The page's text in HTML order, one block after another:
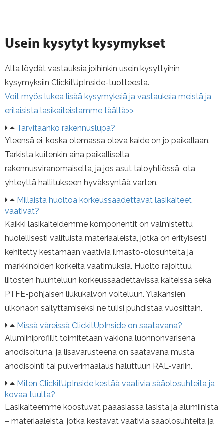
Usein kysytyt kysymykset
Alta löydät vastauksia joihinkin usein kysyttyihin
kysymyksiin ClickitUpInside-tuotteesta.
Voit myös lukea lisää kysymyksiä ja vastauksia meistä ja
erilaisista lasikaiteistamme täältä>>
Tarvitaanko rakennuslupa?
Yleensä ei, koska olemassa oleva kaide on jo paikallaan.
Tarkista kuitenkin aina paikalliselta
rakennusviranomaiselta, ja jos asut taloyhtiössä, ota
yhteyttä hallitukseen hyväksyntää varten.
Millaista huoltoa korkeussäädettävät lasikaiteet
vaativat?
Kaikki lasikaiteidemme komponentit on valmistettu
huolellisesti valituista materiaaleista, jotka on erityisesti
kehitetty kestämään vaativia ilmasto-olosuhteita ja
markkinoiden korkeita vaatimuksia. Huolto rajoittuu
liitosten huuhteluun korkeussäädettävissä kaiteissa sekä
PTFE-pohjaisen liukukalvon voiteluun. Yläkansien
ulkonäön säilyttämiseksi ne tulisi puhdistaa vuosittain.
Missä väreissä ClickitUpInside on saatavana?
Alumiiniprofiilit toimitetaan vakiona luonnonvärisenä
anodisoituna, ja lisävarusteena on saatavana musta
anodisointi tai pulverimaalaus haluttuun RAL-väriin.
Miten ClickitUpInside kestää vaativia sääolosuhteita ja
kovaa tuulta?
Lasikaiteemme koostuvat pääasiassa lasista ja alumiinista
– materiaaleista, jotka kestävät vaativia sääolosuhteita ja